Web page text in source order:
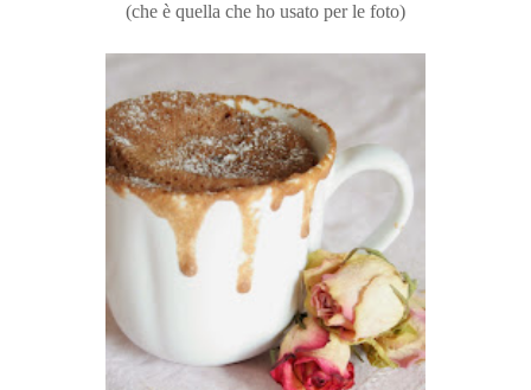
(che è quella che ho usato per le foto)